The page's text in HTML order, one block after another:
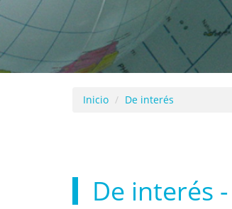
Inicio De interés
De interés